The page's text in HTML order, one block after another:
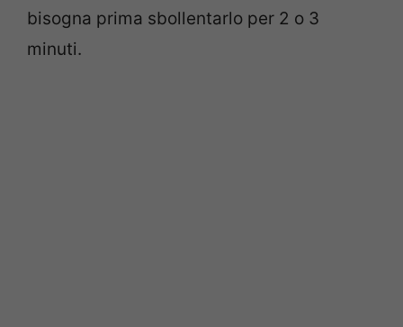
bisogna prima sbollentarlo per 2 o 3
minuti.